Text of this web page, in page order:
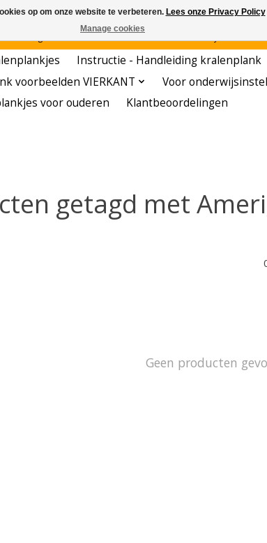
Instructie - Handleiding kralenplank
voorbeelden VIERKANT Voor
voor ouderen
Klantbeoordelingen
getagd met
Geen producten
op om onze website te verbeteren. Lees onze Privacy Policy
Manage cookies